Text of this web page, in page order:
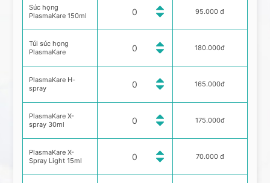
Súc họng
PlasmaKare 150ml
Túi súc họng
PlasmaKare
PlasmaKare H-
spray
PlasmaKare X-
spray 30ml
PlasmaKare X-
Spray Light 15ml
95.000 đ
180.000đ
165.000đ
175.000đ
70.000 đ